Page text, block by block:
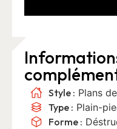
Style : Plans
Type : Plain-
Forme :